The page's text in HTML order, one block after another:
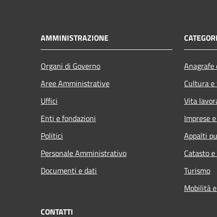
AMMINISTRAZIONE
Organi di Governo
Aree Amministrative
Uffici
Enti e fondazioni
Politici
Personale Amministrativo
Documenti e dati
Cultura
Vita
Imprese
Appalti
Catasto
Turismo
Mobilità
CONTATTI